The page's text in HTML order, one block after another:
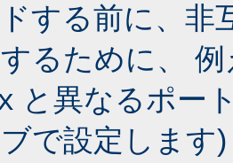
する前に、非
るために、
と異なるポー
で設定します